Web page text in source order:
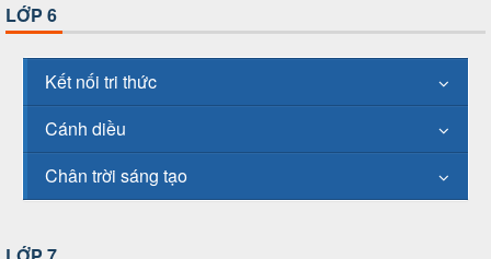
LỚP 6
Kết nối tri thức
Cánh diều
Chân trời sáng tạo